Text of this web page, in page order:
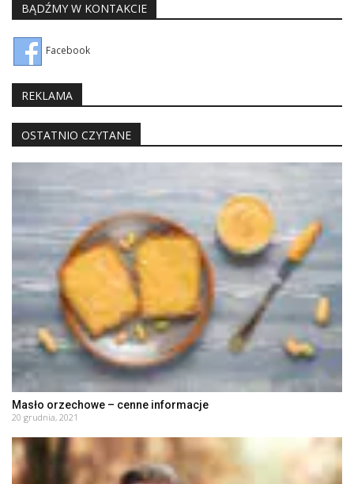
BĄDŹMY W KONTAKCIE
Facebook
REKLAMA
OSTATNIO CZYTANE
Masło orzechowe – cenne informacje
20 grudnia, 2021